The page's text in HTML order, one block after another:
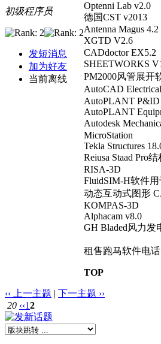
初级程序员
发短消息
加为好友
当前离线
Optenni Lab v2.0
德国CST v2013
Antenna Magus 4.2
XGTD V2.6
CADdoctor EX5.2
SHEETWORKS
PM2000风管展开
AutoCAD
AutoPLANT P&ID
AutoPLANT
Autodesk
MicroStation
Tekla Structures
Reiusa Staad Pro
RISA-3D
FluidSIM-H软件
动态互动式图形
KOMPAS-3D
GH Bladed风力
租售跑马软件电话
TOP
‹‹ 上一主题 | 下一主题 ››
20 ‹‹12